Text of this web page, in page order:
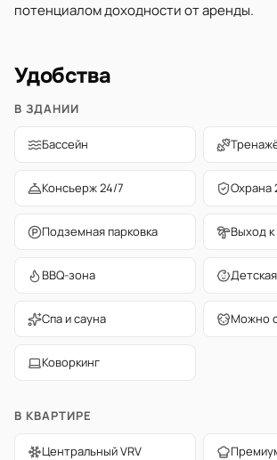
потенциалом доходности от аренды.
Удобства
В ЗДАНИИ
Бассейн
Консьерж 24/7 Охрана
Подземная парковка Выход
BBQ-зона
Спа и сауна Можно
Коворкинг
В КВАРТИРЕ
Центральный VRV